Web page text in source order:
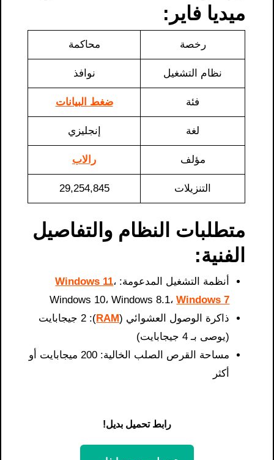
ميديا فاير:
رخصة محاكمة
نظام التشغيل نوافذ
فئة ضغط البيانات
لغة إنجليزي
مؤلف رالاب
التنزيلات 29,254,845
متطلبات النظام والتفاصيل
الفنية:
أنظمة التشغيل المدعومة: Windows 11،
Windows 10، Windows 8.1،Windows 7
ذاكرة الوصول العشوائي (RAM
): 2 جيجابايت
(يوصى بـ 4 جيجابايت)
مساحة القرص الصلب الخالية: 200 ميجابايت أو
أكثر
رابط تحميل بديل!